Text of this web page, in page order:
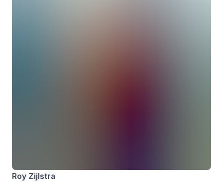
Roy Zijlstra